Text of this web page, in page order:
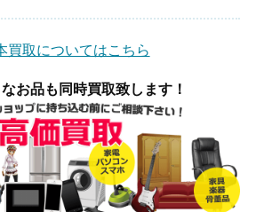
買取についてはこちら
お品も同時買取致します！